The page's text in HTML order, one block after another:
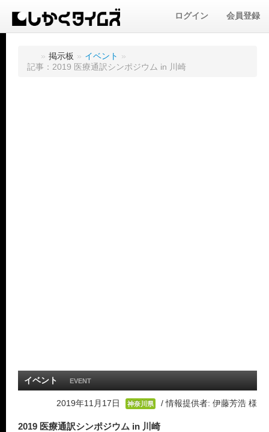
ログイン 会員登録
» 掲示板 » イベント »
記事：2019 医療通訳シンポジウム in 川崎
イベント EVENT
2019年11月17日 神奈川県 / 情報提供者: 伊藤芳浩 様
2019 医療通訳シンポジウム in 川崎